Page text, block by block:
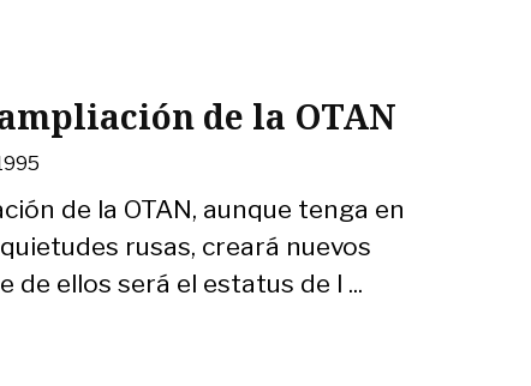
de la OTAN
de la OTAN, aunque tenga en
rusas, creará nuevos
ellos será el estatus de l ...